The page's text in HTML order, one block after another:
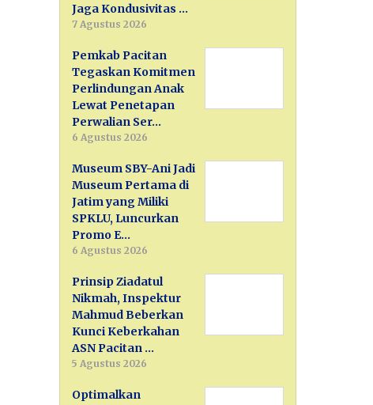
Jaga Kondusivitas …
7 Agustus 2026
Pemkab Pacitan
Tegaskan Komitmen
Perlindungan Anak
Lewat Penetapan
Perwalian Ser…
6 Agustus 2026
Museum SBY-Ani Jadi
Museum Pertama di
Jatim yang Miliki
SPKLU, Luncurkan
Promo E…
6 Agustus 2026
Prinsip Ziadatul
Nikmah, Inspektur
Mahmud Beberkan
Kunci Keberkahan
ASN Pacitan …
5 Agustus 2026
Optimalkan